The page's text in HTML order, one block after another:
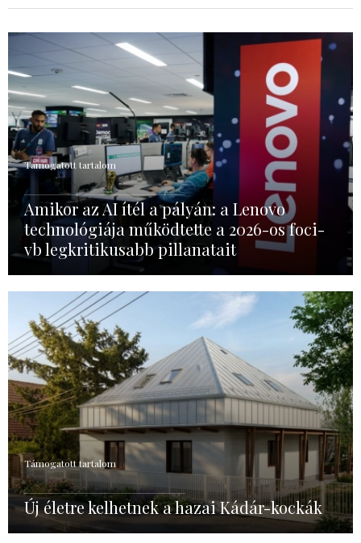
Támogatott tartalom
Amikor az AI ítél a pályán: a Lenovo
technológiája működtette a 2026-os foci-
vb legkritikusabb pillanatait
Támogatott tartalom
Új életre kelhetnek a hazai Kádár-kockák